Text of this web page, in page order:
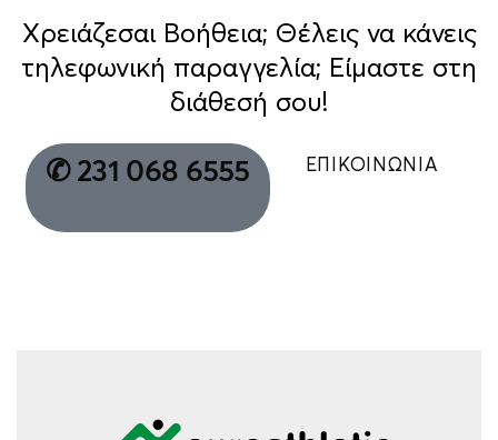
Χρειάζεσαι Βοήθεια; Θέλεις να κάνεις
τηλεφωνική παραγγελία; Είμαστε στη
διάθεσή σου!
✆ 231 068 6555 ΕΠΙΚΟΙΝΩΝΙΑ